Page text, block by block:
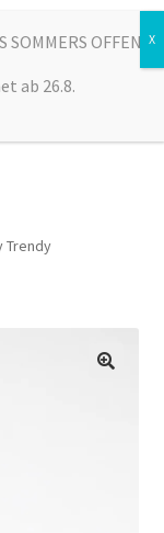
Menü
Trendy
SOMMERS OFFEN
ab 26.8.